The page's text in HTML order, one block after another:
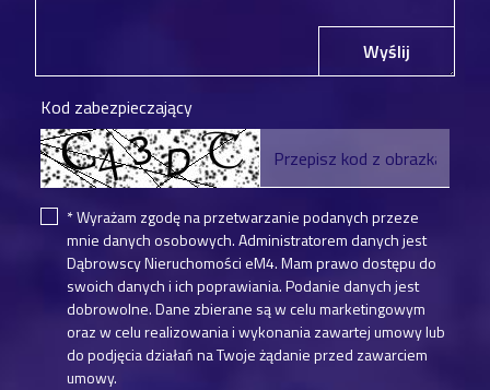
Wyślij
Kod zabezpieczający
* Wyrażam zgodę na przetwarzanie podanych przeze
mnie danych osobowych. Administratorem danych jest
Dąbrowscy Nieruchomości eM4. Mam prawo dostępu do
swoich danych i ich poprawiania. Podanie danych jest
dobrowolne. Dane zbierane są w celu marketingowym
oraz w celu realizowania i wykonania zawartej umowy lub
do podjęcia działań na Twoje żądanie przed zawarciem
umowy.